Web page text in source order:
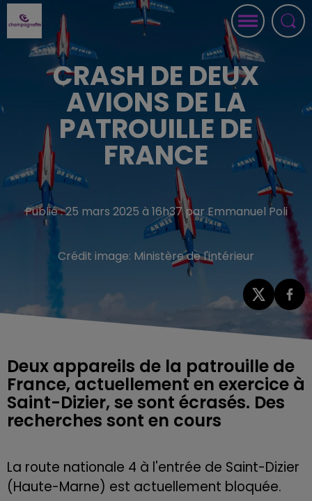
CRASH DE DEUX
AVIONS DE LA
PATROUILLE DE
FRANCE
Publié : 25 mars 2025 à 16h37 par Emmanuel Poli
Crédit image: Ministère de l'intérieur
Deux appareils de la patrouille de
France, actuellement en exercice à
Saint-Dizier, se sont écrasés. Des
recherches sont en cours
La route nationale 4 à l'entrée de Saint-Dizier
(Haute-Marne) est actuellement bloquée.